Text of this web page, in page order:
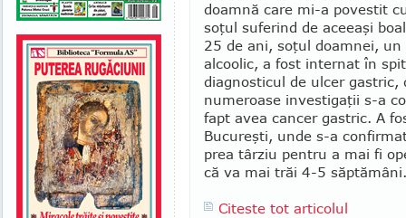
doamnă care mi-a povestit
soţul suferind de aceeaşi
25 de ani, soţul doamnei, un
alcoolic, a fost internat în
diagnos­ticul de ulcer gastric,
numeroase inves­tigaţii s-a
fapt avea cancer gastric. A
Bucureşti, unde s-a
prea târziu pentru a mai fi
că va mai trăi 4-5
Citeste tot articolul